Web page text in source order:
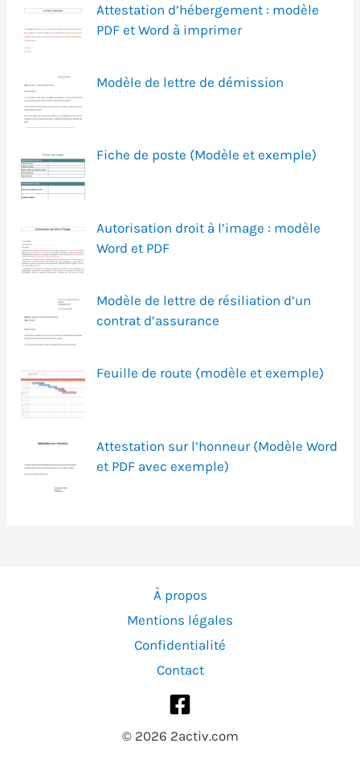
Attestation d’hébergement : modèle
PDF et Word à imprimer
Modèle de lettre de démission
Fiche de poste (Modèle et exemple)
Autorisation droit à l’image : modèle
Word et PDF
Modèle de lettre de résiliation d’un
contrat d’assurance
Feuille de route (modèle et exemple)
Attestation sur l’honneur (Modèle Word
et PDF avec exemple)
À propos
Mentions légales
Confidentialité
Contact
© 2026 2activ.com